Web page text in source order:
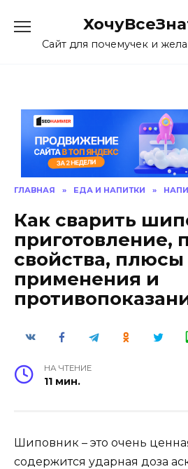
contentСайт для почемучек и
ГЛАВНАЯ » ЕДА И НАПИТКИ »
Как сварить
приготовление,
свойства, плюсы
применения и
НА ЧТЕНИЕ
11 мин.
Шиповник – это очень
содержится ударная доза